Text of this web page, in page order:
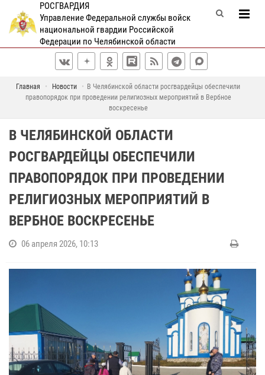
РОСГВАРДИЯ
Управление Федеральной службы войск
национальной гвардии Российской
Федерации по Челябинской области
Главная Новости
В Челябинской области росгвардейцы обеспечили
правопорядок при проведении религиозных мероприятий в Вербное
воскресенье
В ЧЕЛЯБИНСКОЙ ОБЛАСТИ
РОСГВАРДЕЙЦЫ ОБЕСПЕЧИЛИ
ПРАВОПОРЯДОК ПРИ ПРОВЕДЕНИИ
РЕЛИГИОЗНЫХ МЕРОПРИЯТИЙ В
ВЕРБНОЕ ВОСКРЕСЕНЬЕ
06 апреля 2026, 10:13